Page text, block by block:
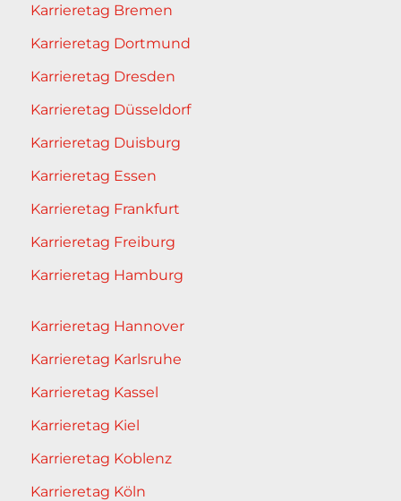
Karrieretag Bremen
Karrieretag Dortmund
Karrieretag Dresden
Karrieretag Düsseldorf
Karrieretag Duisburg
Karrieretag Essen
Karrieretag Frankfurt
Karrieretag Freiburg
Karrieretag Hamburg
Karrieretag Hannover
Karrieretag Karlsruhe
Karrieretag Kassel
Karrieretag Kiel
Karrieretag Koblenz
Karrieretag Köln